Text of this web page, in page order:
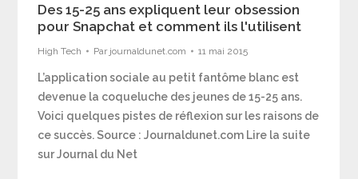
Des 15-25 ans expliquent leur obsession
pour Snapchat et comment ils l'utilisent
High Tech Par journaldunet.com 11 mai 2015
L’application sociale au petit fantôme blanc est
devenue la coqueluche des jeunes de 15-25 ans.
Voici quelques pistes de réflexion sur les raisons de
ce succès. Source : Journaldunet.com Lire la suite
sur Journal du Net